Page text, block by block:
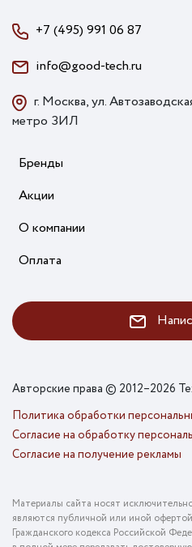
+7 (495) 991 06 87
info@good-tech.ru
г. Москва, ул.
метро ЗИЛ
Бренды
Акции
О компании
Оплата
Авторские права © 2012–2026
Политика обработки
Согласие на обработку
Согласие на получение рекламы
Материалы сайта носят
являются публичной или иной
Гражданского кодекса Российской